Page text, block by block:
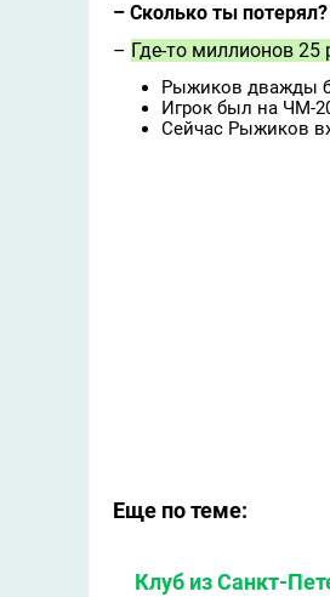
– Сколько ты потерял?
– Где-то миллионов 25
Рыжиков дважды
Игрок был на ЧМ-
Сейчас Рыжиков
Еще по теме:
Клуб из Санкт-